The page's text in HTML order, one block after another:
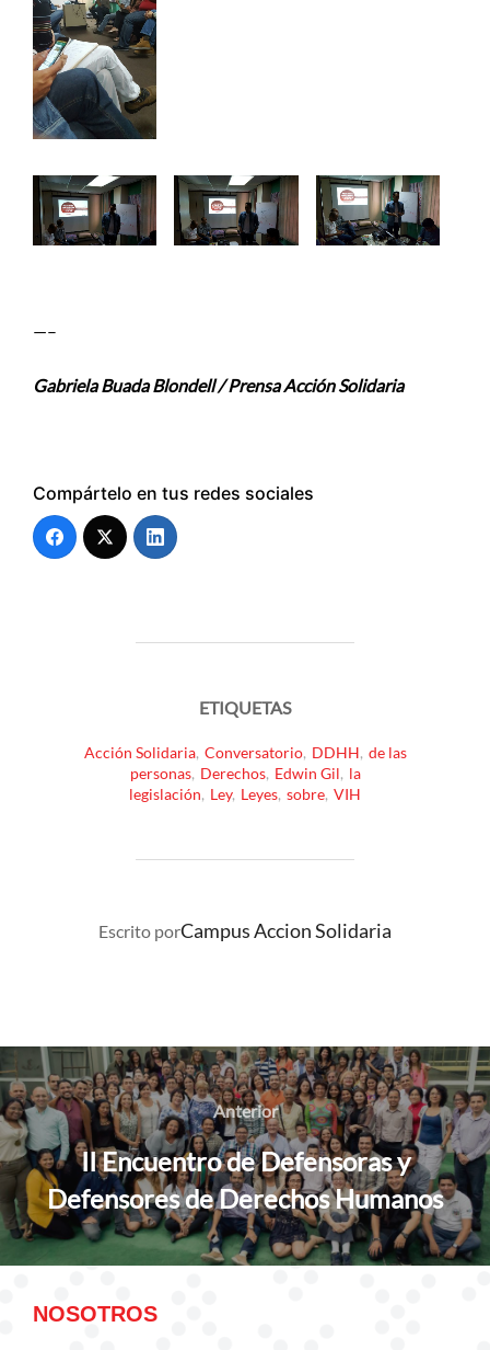
—–
Gabriela Buada Blondell / Prensa Acción Solidaria
Compártelo en tus redes sociales
ETIQUETAS
Acción Solidaria, Conversatorio, DDHH, de las
personas, Derechos, Edwin Gil, la
legislación, Ley, Leyes, sobre, VIH
AUTOR DE LA PUBLICACIÓN
Escrito porCampus Accion Solidaria
Navegación
de
entradas
Anterior
Anterior
II Encuentro de Defensoras y
Defensores de Derechos Humanos
NOSOTROS